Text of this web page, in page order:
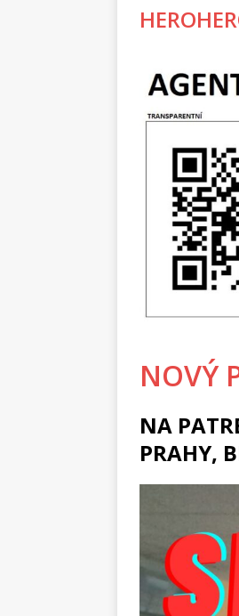
NOVÝ
NA
PRAHY,